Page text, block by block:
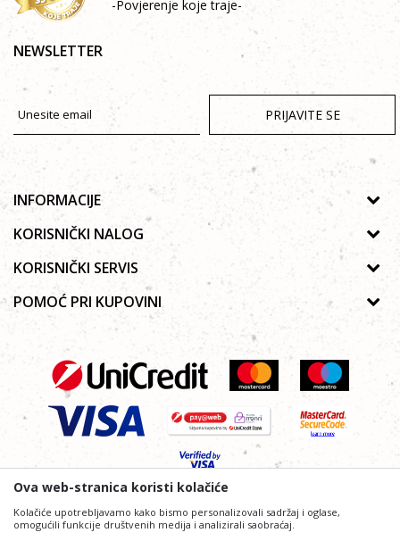
-Povjerenje koje traje-
NEWSLETTER
PRIJAVITE SE
INFORMACIJE
O nama
Galerija
Saradnja
KORISNIČKI NALOG
Uputstvo za registraciju
Zaboravljena lozinka
Poručivanje
KORISNIČKI SERVIS
Politika privatnosti
Autorska prava
Uslovi korišćenja
Uslovi isporuke
Reklamacije
Plaćanje platnim karticama
POMOĆ PRI KUPOVINI
Kako kupiti online?
Najčešća pitanja
Nastojimo da budemo što precizniji i profesionalniji u opisu proizvoda,
Ova web-stranica koristi kolačiće
Kolačiće upotrebljavamo kako bismo personalizovali sadržaj i oglase,
omogućili funkcije društvenih medija i analizirali saobraćaj.